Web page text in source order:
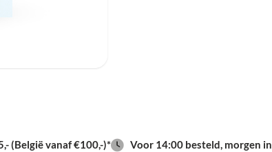
(België vanaf €100,-)* Voor 14:00 besteld, morgen